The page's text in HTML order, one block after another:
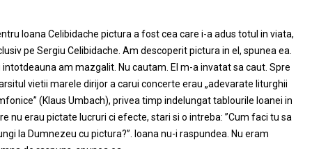
Ioana Celibidache pictura a fost cea care i-a adus totul in viata,
pe Sergiu Celibidache. Am descoperit pictura in el, spunea ea.
intotdeauna am mazgalit. Nu cautam. El m-a invatat sa caut. Spre
vietii marele dirijor a carui concerte erau „adevarate liturghii
(Klaus Umbach), privea timp indelungat tablourile Ioanei in
nu erau pictate lucruri ci efecte, stari si o intreba: ”Cum faci tu sa
la Dumnezeu cu pictura?”. Ioana nu-i raspundea. Nu eram